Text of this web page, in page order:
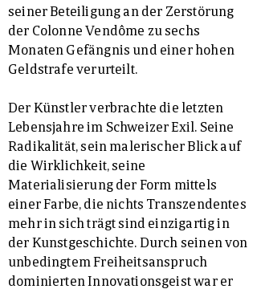
seiner Beteiligung an der Zerstörung
der Colonne Vendôme zu sechs
Monaten Gefängnis und einer hohen
Geldstrafe verurteilt.
Der Künstler verbrachte die letzten
Lebensjahre im Schweizer Exil. Seine
Radikalität, sein malerischer Blick auf
die Wirklichkeit, seine
Materialisierung der Form mittels
einer Farbe, die nichts Transzendentes
mehr in sich trägt sind einzigartig in
der Kunstgeschichte. Durch seinen von
unbedingtem Freiheitsanspruch
dominierten Innovationsgeist war er